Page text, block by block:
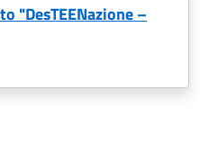
"DesTEENazione –